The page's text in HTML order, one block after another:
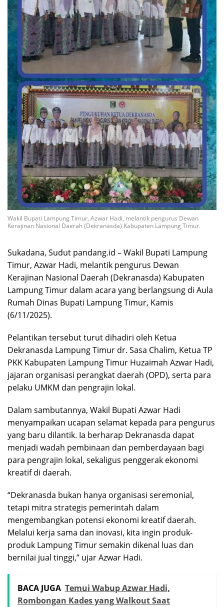
Wakil Bupati Lampung Timur, Azwar Hadi, melantik pengurus Dewan
Kerajinan Nasional Daerah (Dekranasda) Kabupaten Lampung Timur.
Sukadana, Sudut pandang.id – Wakil Bupati Lampung
Timur, Azwar Hadi, melantik pengurus Dewan
Kerajinan Nasional Daerah (Dekranasda) Kabupaten
Lampung Timur dalam acara yang berlangsung di Aula
Rumah Dinas Bupati Lampung Timur, Kamis
(6/11/2025).
Pelantikan tersebut turut dihadiri oleh Ketua
Dekranasda Lampung Timur dr. Sasa Chalim, Ketua TP
PKK Kabupaten Lampung Timur Huzaimah Azwar Hadi,
jajaran organisasi perangkat daerah (OPD), serta para
pelaku UMKM dan pengrajin lokal.
Dalam sambutannya, Wakil Bupati Azwar Hadi
menyampaikan ucapan selamat kepada para pengurus
yang baru dilantik. Ia berharap Dekranasda dapat
menjadi wadah pembinaan dan pemberdayaan bagi
para pengrajin lokal, sekaligus penggerak ekonomi
kreatif di daerah.
“Dekranasda bukan hanya organisasi seremonial,
tetapi mitra strategis pemerintah dalam
mengembangkan potensi ekonomi kreatif daerah.
Melalui kerja sama dan inovasi, kita ingin produk-
produk Lampung Timur semakin dikenal luas dan
bernilai jual tinggi,” ujar Azwar Hadi.
BACA JUGA Temui Wabup Azwar Hadi,
Rombongan Kades yang Walkout Saat